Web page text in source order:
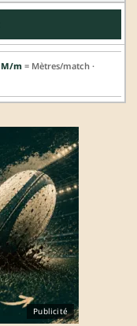
M/m = Mètres/match ·
Publicité